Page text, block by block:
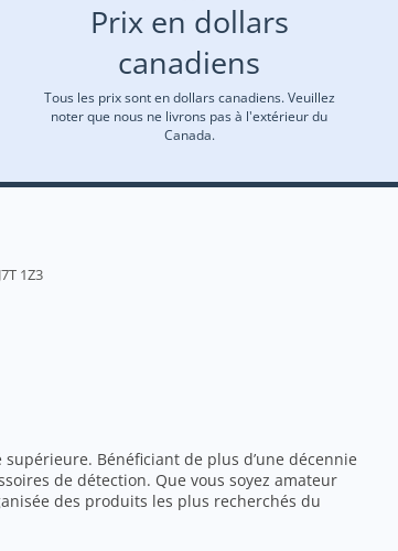
Prix en dollars
canadiens
Tous les prix sont en dollars canadiens. Veuillez
noter que nous ne livrons pas à l'extérieur du
Canada.
1Z3
Bénéficiant de plus d’une décennie
de détection. Que vous soyez amateur
des produits les plus recherchés du